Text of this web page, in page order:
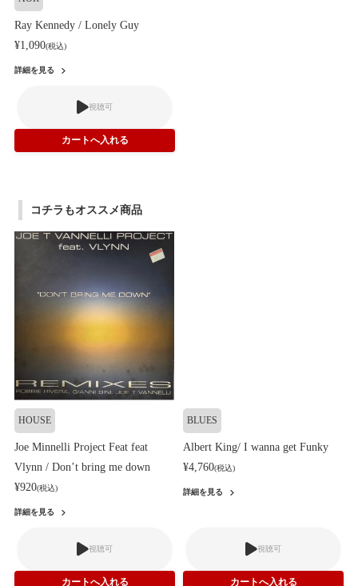
Ray Kennedy / Lonely Guy
¥1,090(税込)
詳細を見る
視聴可
コチラもオススメ商品
HOUSE
Joe Minnelli Project Feat feat
Vlynn / Don’t bring me down
¥920(税込)
詳細を見る
視聴可
BLUES
Albert King/ I wanna get Funky
¥4,760(税込)
詳細を見る
視聴可